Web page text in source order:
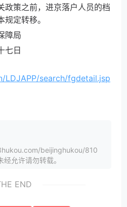
策之前，进京落户人员的档
定转移。
障局
日
LDJAPP/search/fgdetail.jsp
beijinghukou/810
允许请勿转载。
END